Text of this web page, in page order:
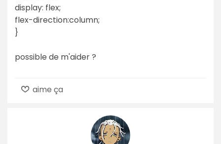
display: flex;
flex-direction:column;
}
possible de m'aider ?
aime ça